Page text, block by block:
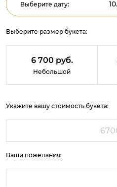
Выберите дату:
Выберите размер букета:
6 700 руб.
Небольшой
Укажите вашу стоимость букета:
Ваши пожелания: